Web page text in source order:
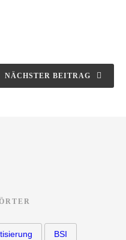
NÄCHSTER BEITRAG
BSI